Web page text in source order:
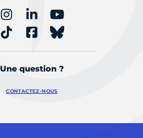
Une question ?
CONTACTEZ-NOUS